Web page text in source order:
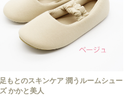
足もとのスキンケア 潤うルームシュー
ズ かかと美人